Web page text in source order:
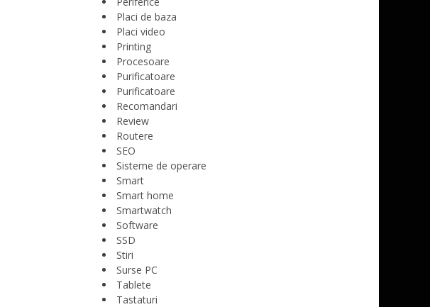
Placi de baza
Placi video
Printing
Procesoare
Purificatoare
Purificatoare
Recomandari
Review
Routere
SEO
Sisteme de operare
Smart
Smart home
Smartwatch
Software
SSD
Stiri
Surse PC
Tablete
Tastaturi